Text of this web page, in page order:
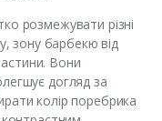
розмежувати різні
зону барбекю від
Вони
догляд за
колір поребрика